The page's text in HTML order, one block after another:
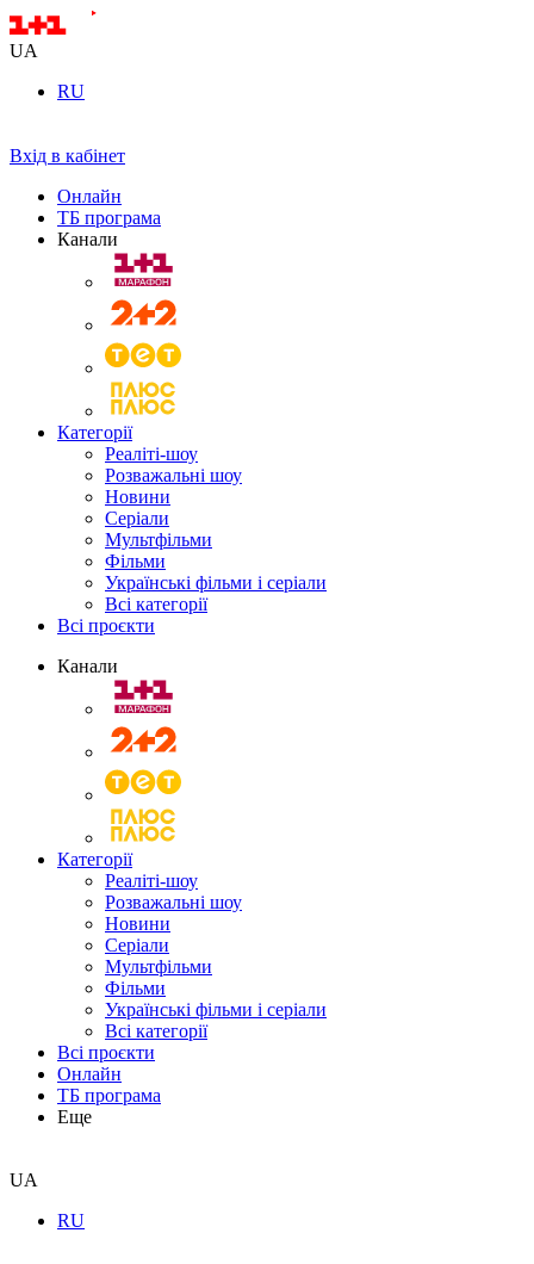
UA
RU
Вхід в кабінет
Онлайн
ТБ програма
Канали
Категорії
Реаліті-шоу
Розважальні шоу
Новини
Серіали
Мультфільми
Фільми
Українські фільми і серіали
Всі категорії
Всі проєкти
Канали
Категорії
Реаліті-шоу
Розважальні шоу
Новини
Серіали
Мультфільми
Фільми
Українські фільми і серіали
Всі категорії
Всі проєкти
Онлайн
ТБ програма
Еще
UA
RU